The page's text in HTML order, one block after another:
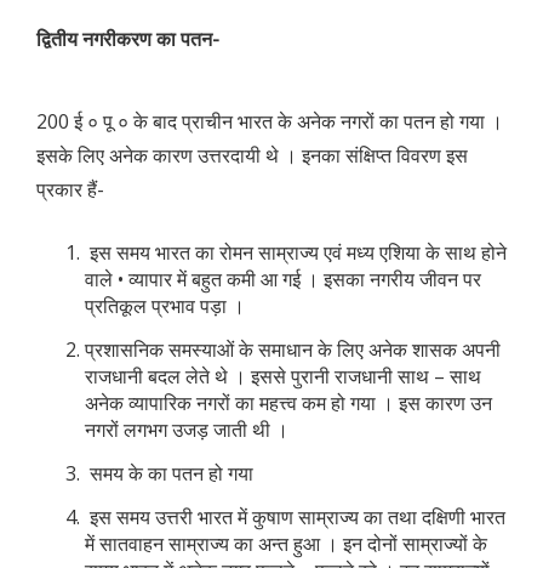
द्वितीय नगरीकरण का पतन-
200 ई ० पू ० के बाद प्राचीन भारत के अनेक नगरों का पतन हो गया ।
इसके लिए अनेक कारण उत्तरदायी थे । इनका संक्षिप्त विवरण इस
प्रकार हैं-
इस समय भारत का रोमन साम्राज्य एवं मध्य एशिया के साथ होने
वाले • व्यापार में बहुत कमी आ गई । इसका नगरीय जीवन पर
प्रतिकूल प्रभाव पड़ा ।
प्रशासनिक समस्याओं के समाधान के लिए अनेक शासक अपनी
राजधानी बदल लेते थे । इससे पुरानी राजधानी साथ – साथ
अनेक व्यापारिक नगरों का महत्त्व कम हो गया । इस कारण उन
नगरों लगभग उजड़ जाती थी ।
समय के का पतन हो गया
इस समय उत्तरी भारत में कुषाण साम्राज्य का तथा दक्षिणी भारत
में सातवाहन साम्राज्य का अन्त हुआ । इन दोनों साम्राज्यों के